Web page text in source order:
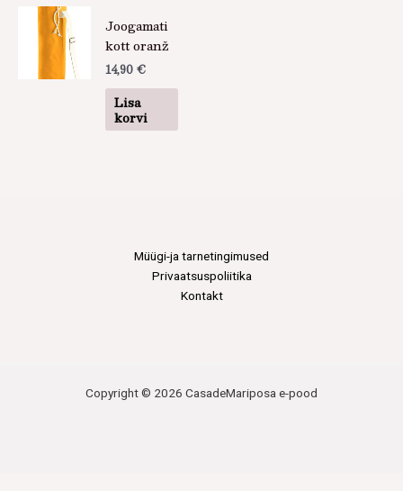
Joogamati
kott oranž
14,90 €
Lisa
korvi
Müügi-ja tarnetingimused
Privaatsuspoliitika
Kontakt
Copyright © 2026 CasadeMariposa e-pood